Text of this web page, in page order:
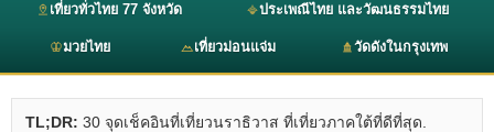
เที่ยวทั่วไทย 77 จังหวัด ประเพณีไทย และวัฒนธรรมไทย
มวยไทย เที่ยวม่อนแจ่ม วัดดังในกรุงเทพ
TL;DR: 30 จุดเช็คอินที่เที่ยวนราธิวาส ที่เที่ยวภาคใต้ที่ดีที่สุด.